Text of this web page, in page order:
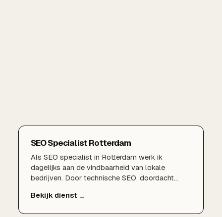
SEO Specialist Rotterdam
Als SEO specialist in Rotterdam werk ik
dagelijks aan de vindbaarheid van lokale
bedrijven. Door technische SEO, doordacht
Bedrijfsprofiel en lokale content te combineren,